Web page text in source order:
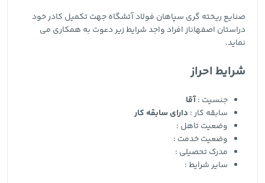
صنایع ریخته گری سپاهان فولاد آتشگاه جهت تکمیل کادر خود
دراستان اصفهاناز افراد واجد شرایط زیر دعوت به همکاری می
نماید.
شرایط احراز
جنسیت :آقا
سابقه کار : دارای سابقه کار
وضعیت تاهل :
وضعیت خدمت :
مدرک تحصیلی :
سایر شرایط :